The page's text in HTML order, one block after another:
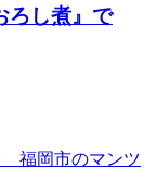
ろし煮』で